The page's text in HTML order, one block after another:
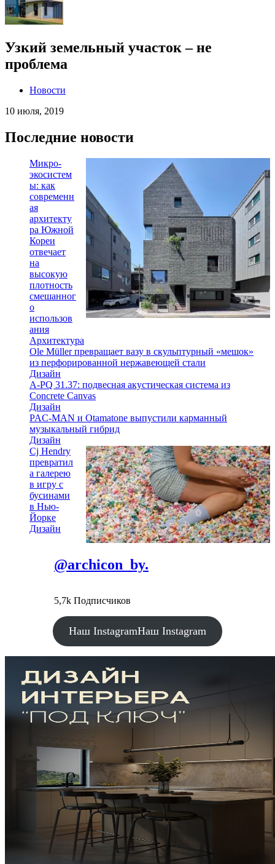
Узкий земельный участок – не
проблема
Новости
10 июля, 2019
Последние новости
Микро-
экосистем
ы: как
современн
ая
архитекту
ра Южной
Кореи
отвечает
на
высокую
плотность
смешанног
о
использов
ания
Архитектура
Ole Müller превращает вазу в скульптурный «мешок»
из перфорированной нержавеющей стали
Дизайн
A-PQ 31.37: подвесная акустическая система из
Concrete Canvas
Дизайн
PAC-MAN и Otamatone выпустили карманный
музыкальный гибрид
Дизайн
Cj Hendry
превратил
а галерею
в игру с
бусинами
в Нью-
Йорке
Дизайн
@archicon_by.
5,7k Подписчиков
Наш InstagramНаш Instagram